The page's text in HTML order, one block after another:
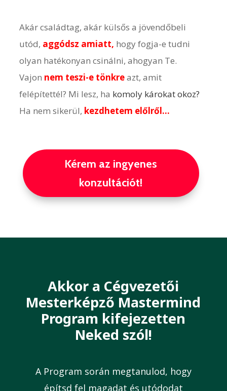
Akár családtag, akár külsős a jövendőbeli
utód, aggódsz amiatt, hogy fogja-e tudni
olyan hatékonyan csinálni, ahogyan Te.
Vajon nem teszi-e tönkreazt, amit
felépítettél? Mi lesz, ha komoly károkat okoz?
Ha nem sikerül, kezdhetem előlről…
Kérem az ingyenes
konzultációt!
Akkor a Cégvezetői
Mesterképző Mastermind
Program kifejezetten
Neked szól!
A Program során megtanulod, hogy
építsd fel magadat és utódodat